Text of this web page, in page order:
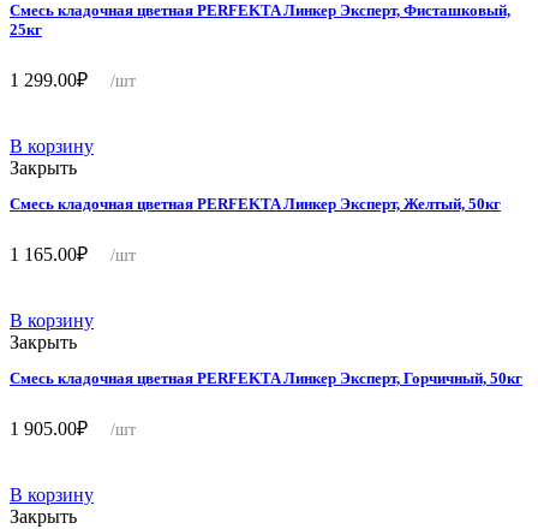
Смесь кладочная цветная PERFEKTA Линкер Эксперт, Фисташковый,
25кг
1 299.00₽ /шт
В корзину
Закрыть
Смесь кладочная цветная PERFEKTA Линкер Эксперт, Желтый, 50кг
1 165.00₽ /шт
В корзину
Закрыть
Смесь кладочная цветная PERFEKTA Линкер Эксперт, Горчичный, 50кг
1 905.00₽ /шт
В корзину
Закрыть